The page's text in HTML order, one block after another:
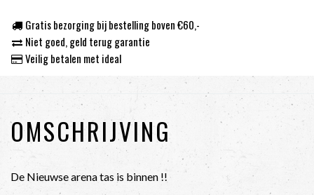
Gratis bezorging bij bestelling boven €60,-
Niet goed, geld terug garantie
Veilig betalen met ideal
OMSCHRIJVING
De Nieuwse arena tas is binnen !!